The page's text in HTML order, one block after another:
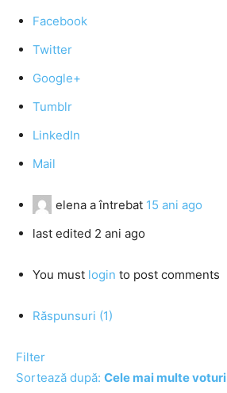
Facebook
Twitter
Google+
Tumblr
LinkedIn
Mail
elena a întrebat 15 ani ago
last edited 2 ani ago
You must login to post comments
Răspunsuri (1)
Filter
Sortează după: Cele mai multe voturi